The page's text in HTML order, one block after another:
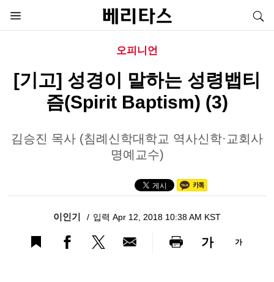
오피니언
[기고] 성경이 말하는 성령뱁티
즘(Spirit Baptism) (3)
김승진 목사 (침례신학대학교 역사신학·교회사
명예교수)
이인기 입력 Apr 12, 2018 10:38 AM KST
가 가